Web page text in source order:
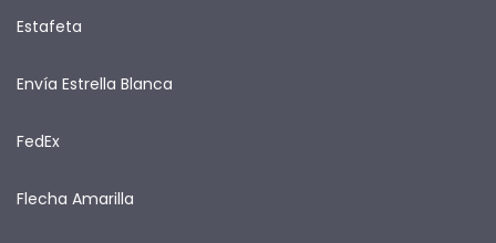
Estafeta
Envía Estrella Blanca
FedEx
Flecha Amarilla